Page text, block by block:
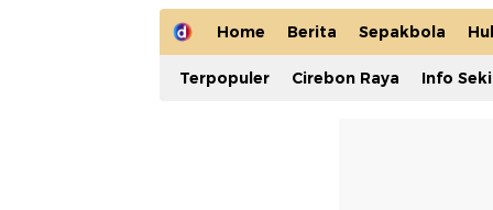
Home Berita Sepakbola
Terpopuler Cirebon Raya Info